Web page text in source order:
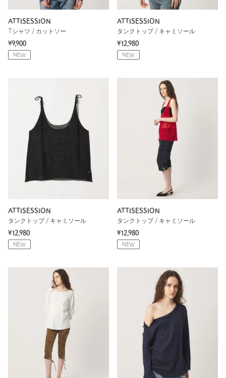
ATTISESSION
Tシャツ / カットソー
¥9,900
NEW
ATTISESSION
タンクトップ / キャミソール
¥12,980
NEW
ATTISESSION
タンクトップ / キャミソール
¥12,980
NEW
ATTISESSION
タンクトップ / キャミソール
¥12,980
NEW